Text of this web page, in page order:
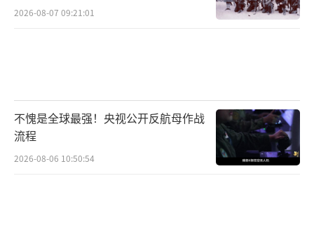
2026-08-07 09:21:01
不愧是全球最强！央视公开反航母作战
流程
2026-08-06 10:50:54